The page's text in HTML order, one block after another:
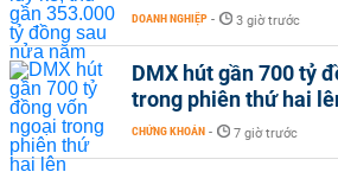
DOANH NGHIỆP - 3 giờ trước
DMX hút gần 700 tỷ
trong phiên thứ hai
CHỨNG KHOÁN - 7 giờ trước